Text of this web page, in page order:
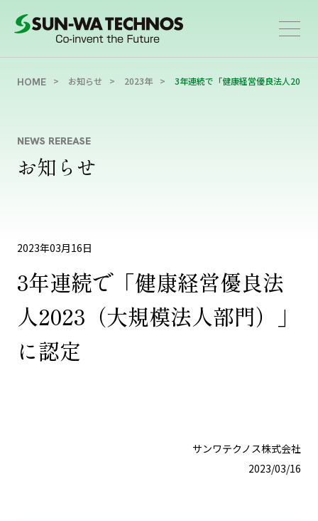
HOME お知らせ 2023年 3年連続で「健康経営優良法人2023
NEWS REREASE
お知らせ
2023年03月16日
3年連続で「健康経営優良法
人2023（大規模法人部門）」
に認定
サンワテクノス株式会社
2023/03/16